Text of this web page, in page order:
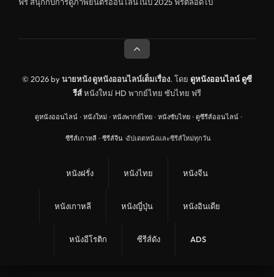
ดูหนังอินเดีย India
ดูหนังจีนฮ่องกง Hong Kong
ดูหนังฝรั่งเศส France
ดูหนังฝรั่งแคนนาดา Canada
หนังรักโรแมนติก
อาชญากรรม
ดูหนังเพลง Music
ดูหนังกีฬา Sport
ฟรี สนุกกับการดูภาพยนตร์ออนไลน์ในปี 2025 ฟรีตลอดไป
© 2026 byนายหนัง ดูหนังออนไลน์เต็มเรื่อง. โดย ดูหนังออนไลน์ ดูซี
รีส์หนังใหม่ HD พากย์ไทย ซับไทย ฟรี
ดูหนังออนไลน์ · หนังใหม่ · หนังพากย์ไทย · หนังซับไทย · ดูซีรีส์ออนไลน์ ·
ซีรีส์เกาหลี · ซีรีส์จีน ·อัปเดตหนังและซีรีส์ใหม่ทุกวัน
หนังฝรั่ง หนังไทย หนังจีน
หนังเกาหลี หนังญี่ปุ่น หนังอินเดีย
หนังอีโรติก ซีรีส์ดัง ADS